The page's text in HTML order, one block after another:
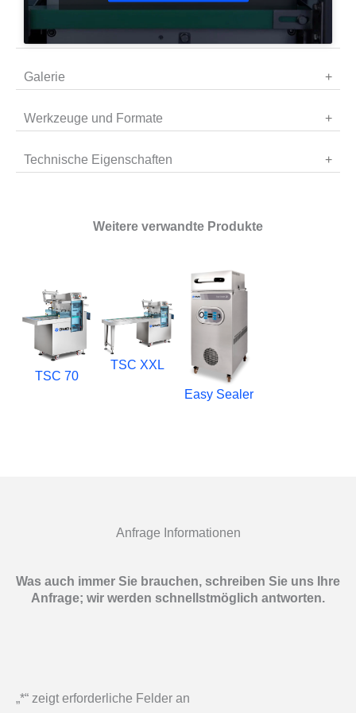
Galerie
Werkzeuge und Formate
Technische Eigenschaften
Weitere verwandte Produkte
TSC 70
TSC XXL
Easy Sealer
Anfrage Informationen
Was auch immer Sie brauchen, schreiben Sie uns Ihre
Anfrage; wir werden schnellstmöglich antworten.
„*“ zeigt erforderliche Felder an